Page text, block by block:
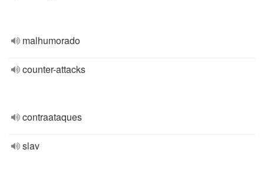
malhumorado
counter-attacks
contraataques
slav